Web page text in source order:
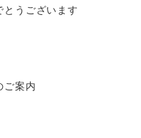
とうございます
ご案内